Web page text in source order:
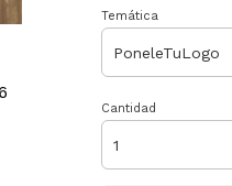
Temática
Cantidad